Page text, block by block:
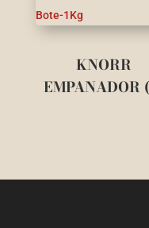
KNORR
EMPANADOR